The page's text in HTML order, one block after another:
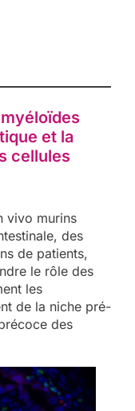
et la
cellules
vivo murins
des
de patients,
le rôle des
les
de la niche pré-
des